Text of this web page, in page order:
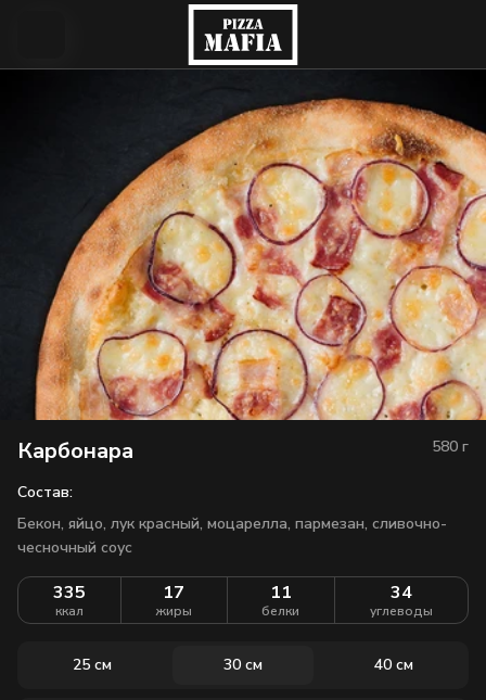
Карбонара 580 г
Состав:
Бекон, яйцо, лук красный, моцарелла, пармезан, сливочно-
чесночный соус
335
ккал
17
жиры
11
белки
34
углеводы
25 см 30 см 40 см